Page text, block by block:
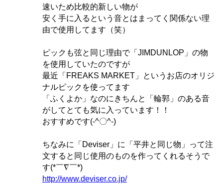
速いため比較的新しい物が
安く手に入るという音とはまってく関係ない理
由で使用してます（笑）
ピックも弦と同じ理由で「JIMDUNLOP」の物
を使用していたのですが
最近「FREAKS MARKET」というお店のオリジ
ナルピックを使ってます
「ふくよか」なのにきちんと「輪郭」のある音
がしてとても気に入っています！！
おすすめです(-^〇^-)
ちなみに「Deviser」に「平井と同じ物」って注
文すると同じ使用のものを作ってくれるそうで
す(*￣∇￣*)
http://www.deviser.co.jp/